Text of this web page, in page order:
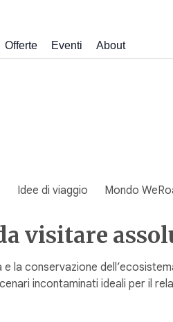
Offerte Eventi About
Idee di viaggio Mondo
visitare
la conservazione
incontaminati ideali per il